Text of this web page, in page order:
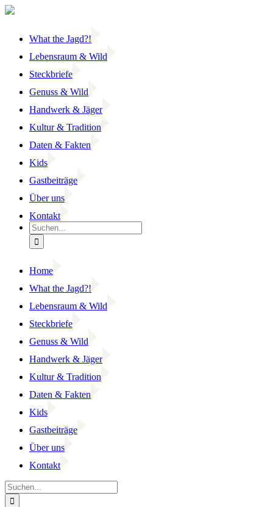
Zum
What the Jagd?!
Lebensraum & Wild
Steckbriefe
Genuss & Wild
Handwerk & Jäger
Kultur & Tradition
Daten & Fakten
Kids
Gastbeiträge
Über uns
Kontakt
Suche
nach:
Home
What the Jagd?!
Lebensraum & Wild
Steckbriefe
Genuss & Wild
Handwerk & Jäger
Kultur & Tradition
Daten & Fakten
Kids
Gastbeiträge
Über uns
Kontakt
Suche
nach: